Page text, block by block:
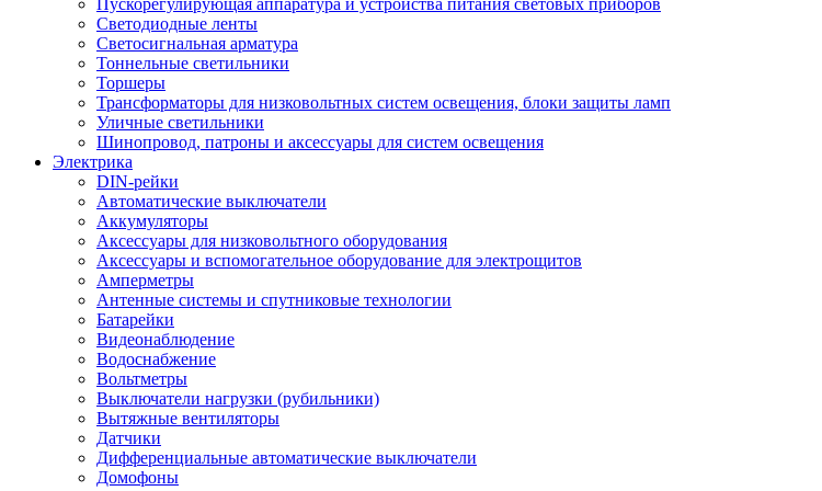
Светодиодные ленты
Светосигнальная арматура
Тоннельные светильники
Торшеры
Трансформаторы для низковольтных систем освещения, блоки защиты ламп
Уличные светильники
Шинопровод, патроны и аксессуары для систем освещения
Электрика
DIN-рейки
Автоматические выключатели
Аккумуляторы
Аксессуары для низковольтного оборудования
Аксессуары и вспомогательное оборудование для электрощитов
Амперметры
Антенные системы и спутниковые технологии
Батарейки
Видеонаблюдение
Водоснабжение
Вольтметры
Выключатели нагрузки (рубильники)
Вытяжные вентиляторы
Датчики
Дифференциальные автоматические выключатели
Домофоны